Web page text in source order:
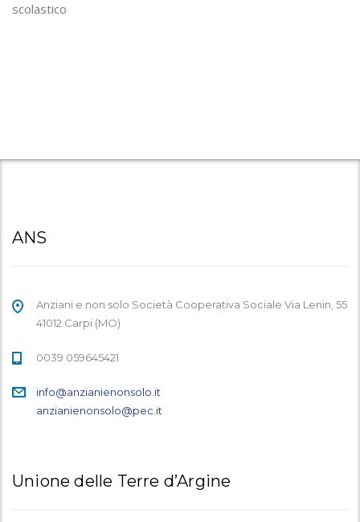
scolastico
ANS
Anziani e non solo Società Cooperativa Sociale Via Lenin, 55
41012 Carpi (MO)
0039 059645421
info@anzianienonsolo.it
anzianienonsolo@pec.it
Unione delle Terre d’Argine